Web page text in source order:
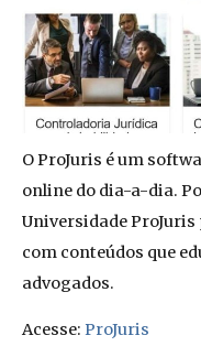
O ProJuris é um
online do dia-a-dia.
Universidade
com conteúdos que
advogados.
Acesse: ProJuris